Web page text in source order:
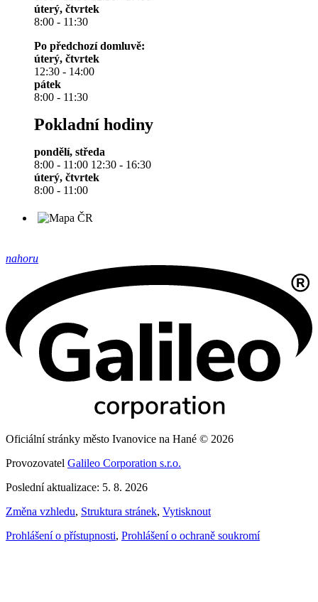
úterý, čtvrtek
8:00 - 11:30
Po předchozí domluvě:
úterý, čtvrtek
12:30 - 14:00
pátek
8:00 - 11:30
Pokladní hodiny
pondělí, středa
8:00 - 11:00 12:30 - 16:30
úterý, čtvrtek
8:00 - 11:00
nahoru
Oficiální stránky město Ivanovice na Hané © 2026
Provozovatel Galileo Corporation s.r.o.
Poslední aktualizace: 5. 8. 2026
Změna vzhledu, Struktura stránek, Vytisknout
Prohlášení o přístupnosti, Prohlášení o ochraně soukromí